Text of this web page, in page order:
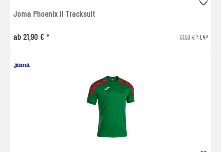
Joma Phoenix II Tracksuit
ab 21,90 € * 61,50 € *UVP